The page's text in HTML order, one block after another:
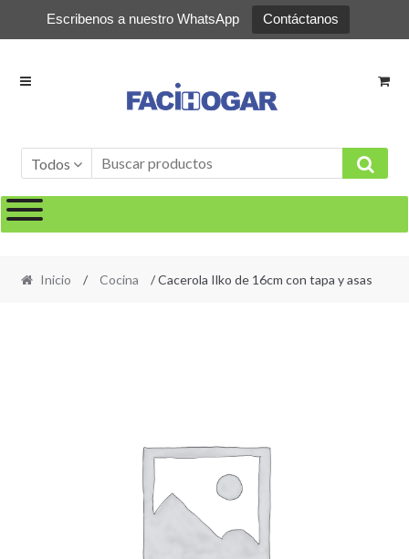
Escribenos a nuestro WhatsApp Contáctanos
Ir
Ir
Todos
Inicio / Cocina / Cacerola Ilko de 16cm con tapa y asas